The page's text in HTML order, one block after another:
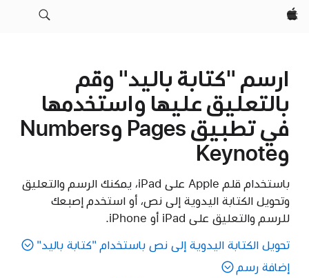
Apple‏
ارسم "كتابة باليد" وقم
بالتعليق عليها واستخدمها
في تطبيق Pages وNumbers
وKeynote
باستخدام قلم Apple على iPad، يمكنك الرسم والتعليق
وتحويل الكتابة اليدوية إلى نص، أو استخدم إصبعك
للرسم والتعليق على iPad أو iPhone.
تحويل الكتابة اليدوية إلى نص باستخدام "كتابة باليد"
إضافة رسم